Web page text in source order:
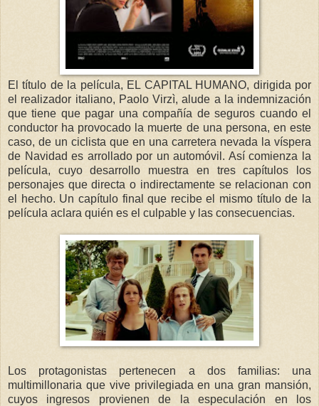
El título de la película, EL CAPITAL HUMANO, dirigida por
el realizador italiano, Paolo Virzì, alude a la indemnización
que tiene que pagar una compañía de seguros cuando el
conductor ha provocado la muerte de una persona, en este
caso, de un ciclista que en una carretera nevada la víspera
de Navidad es arrollado por un automóvil. Así comienza la
película, cuyo desarrollo muestra en tres capítulos los
personajes que directa o indirectamente se relacionan con
el hecho. Un capítulo final que recibe el mismo título de la
película aclara quién es el culpable y las consecuencias.
Los protagonistas pertenecen a dos familias: una
multimillonaria que vive privilegiada en una gran mansión,
cuyos ingresos provienen de la especulación en los